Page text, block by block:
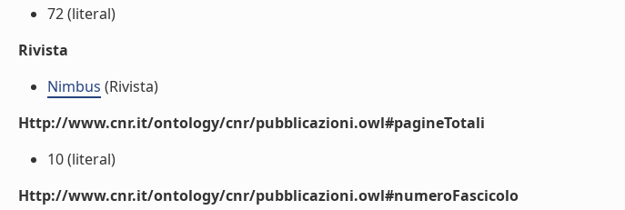
72 (literal)
Rivista
Nimbus (Rivista)
Http://www.cnr.it/ontology/cnr/pubblicazioni.owl#pagineTotali
10 (literal)
Http://www.cnr.it/ontology/cnr/pubblicazioni.owl#numeroFascicolo